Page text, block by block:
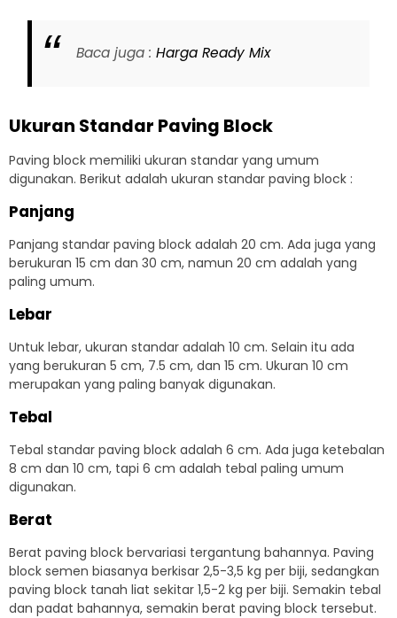
Baca juga :Harga Ready Mix
Ukuran Standar Paving Block
Paving block memiliki ukuran standar yang umum
digunakan. Berikut adalah ukuran standar paving block :
Panjang
Panjang standar paving block adalah 20 cm. Ada juga yang
berukuran 15 cm dan 30 cm, namun 20 cm adalah yang
paling umum.
Lebar
Untuk lebar, ukuran standar adalah 10 cm. Selain itu ada
yang berukuran 5 cm, 7.5 cm, dan 15 cm. Ukuran 10 cm
merupakan yang paling banyak digunakan.
Tebal
Tebal standar paving block adalah 6 cm. Ada juga ketebalan
8 cm dan 10 cm, tapi 6 cm adalah tebal paling umum
digunakan.
Berat
Berat paving block bervariasi tergantung bahannya. Paving
block semen biasanya berkisar 2,5-3,5 kg per biji, sedangkan
paving block tanah liat sekitar 1,5-2 kg per biji. Semakin tebal
dan padat bahannya, semakin berat paving block tersebut.